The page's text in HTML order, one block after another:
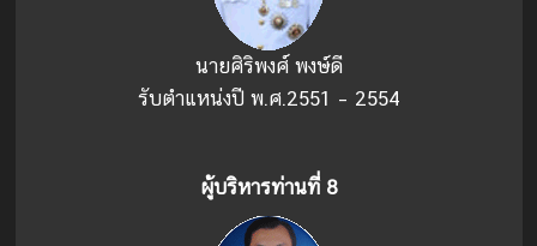
นายศิริพงศ์ พงษ์ดี
รับตำแหน่งปี พ.ศ.2551 – 2554
ผู้บริหารท่านที่่ 8